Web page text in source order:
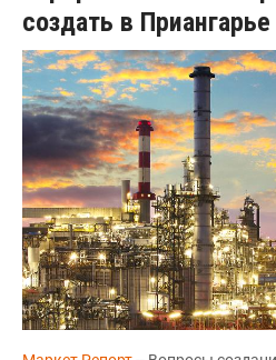
создать в Приангарье